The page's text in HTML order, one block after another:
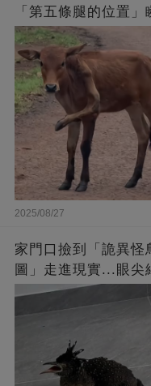
「第五條腿的位置
2025/08/27
家門口撿到「詭異怪
圖」走進現實...眼尖